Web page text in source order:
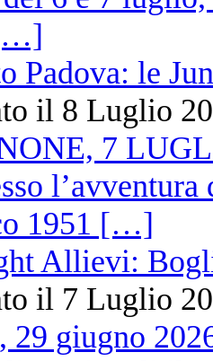
Padova: le
il 8 Luglio
Allievi:
il 7 Luglio